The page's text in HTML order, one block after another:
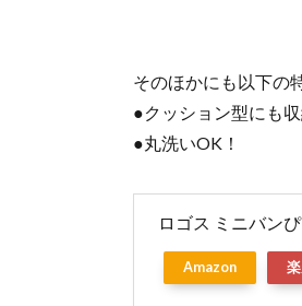
そのほかにも以下の
●クッション型にも
●丸洗いOK！
ロゴス ミニバン
Amazon